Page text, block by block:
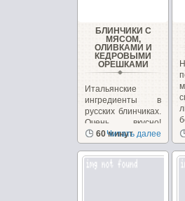
БЛИНЧИКИ С
МЯСОМ,
ОЛИВКАМИ И
КЕДРОВЫМИ
ОРЕШКАМИ
Итальянские
ингредиенты в
русских блинчиках.
Очень вкусно!
Необычно, на
сайте...
60 минут
Читать далее